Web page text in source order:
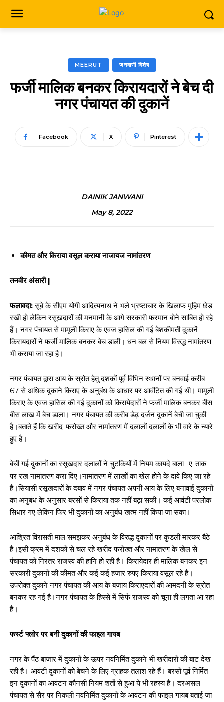
MEERUT जनवाणी विशेष
फर्जी मालिक बनकर किरायदारों ने बेच दी
नगर पंचायत की दुकानें
Facebook X Pinterest
DAINIK JANWANI
May 8, 2022
कीमत और किराया वसूल कराया नाजायज नामांतरण
तनवीर अंसारी |
फलावदा:सूबे के सीएम योगी आदित्यनाथ ने भले भ्रष्टाचार के खिलाफ मुहिम छेड़
रखी हो लेकिन रसूखदारों की मनमानी के आगे सरकारी फरमान बोने साबित हो रहे
हैं। नगर पंचायत से मामूली किराए के एवज हासिल की गई बेशकीमती दुकानें
किरायदारों ने फर्जी मालिक बनकर बेच डाली। धन बल से नियम विरुद्ध नामांतरण
भी कराया जा रहा है।
नगर पंचायत द्वारा आय के स्रोत हेतु दशकों पूर्व विभिन स्थानों पर बनवाई करीब
67 से अधिक दुकाने किराए के अनुबंध के आधार पर आवंटित की गई थी। मामूली
किराए के एवज हासिल की गई दुकानों को किरायेदारों ने फर्जी मालिक बनकर बीस
बीस लाख में बेच डाला। नगर पंचायत की करीब डेढ़ दर्जन दुकानें बेची जा चुकी
है।बताते हैं कि खरीद-फरोख्त और नामांतरण में दलालों दलालों के भी वारे के न्यारे
हुए है।
बेची गई दुकानों का रसूखदार दलालों ने चुटकियों में नियम कायदे बाला- ए-ताक
पर रख नामांतरण करा दिए।नामांतरण में लाखों का खेल होने के दावे किए जा रहे
हैं।सियासी रसूखदारों के दबाव में नगर पंचायत अपनी आय के लिए बनावाई दुकानों
का अनुबंध के अनुसार बरसों से किराया तक नहीं बढ़ा सकी। कई आवंटी परलोक
सिधार गए लेकिन फिर भी दुकानों का अनुबंध खत्म नहीं किया जा सका।
आश्रित विरासती माल समझकर अनुबंध के विरुद्ध दुकानों पर कुंडली मारकर बैठे
है।इसी क्रम में दशकों से चल रहे खरीद फरोख्त और नामांतरण के खेल से
पंचायत को निरंतर राजस्व की हानि हो रही है। किरायेदार ही मालिक बनकर इन
सरकारी दुकानों की कीमत और कई कई हजार रुपए किराया वसूल रहे है।
उपरोक्त दुकाने नगर पंचायत की आय के बजाय किराएदारों की आमदनी के स्रोत
बनकर रह गई है।नगर पंचायत के हिस्से में सिर्फ राजस्व को चूना ही लगता आ रहा
है।
फर्स्ट फ्लोर पर बनी दुकानों की फाइल गायब
नगर के पैंठ बाजार में दुकानों के ऊपर नवनिर्मित दुकाने भी खरीदारों की बाट देख
रही है। आवंटी दुकानों को बेचने के लिए ग्राहक तलाश रहे हैं। बरसों पूर्व निर्मित
इन दुकानों का आवंटन कौनसी नियम शर्तो से हुआ ये भी रहस्य है। दरअसल
पंचायत से सैर पर निकली नवनिर्मित दुकानों के आवंटन की फाइल गायब बताई जा